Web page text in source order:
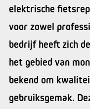
elektrische
voor zowel
bedrijf heeft zich
het gebied van
bekend om
gebruiksgemak.